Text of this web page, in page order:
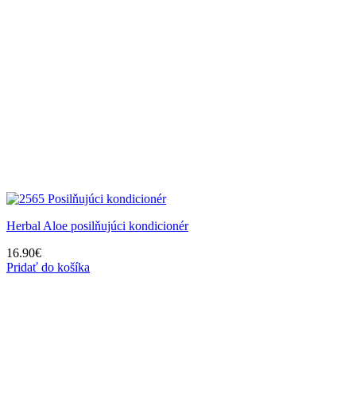
Herbal Aloe posilňujúci kondicionér
16.90€
Pridať do košíka